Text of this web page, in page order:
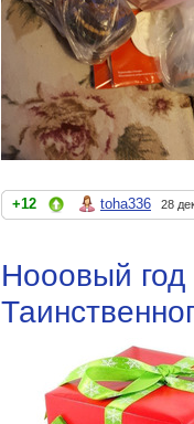
+12 toha336 28
Нооовый год